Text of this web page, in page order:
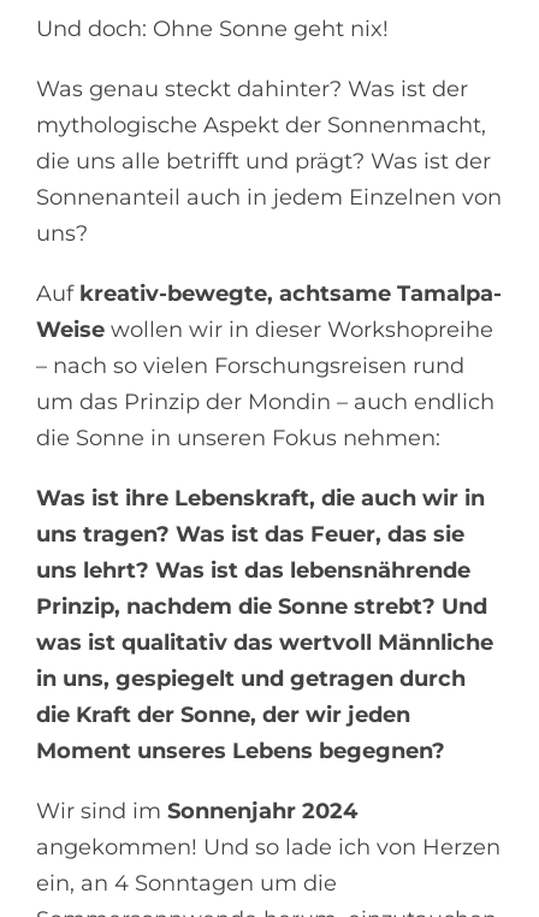
Und doch: Ohne Sonne geht nix!
Was genau steckt dahinter? Was ist der
mythologische Aspekt der Sonnenmacht,
die uns alle betrifft und prägt? Was ist der
Sonnenanteil auch in jedem Einzelnen von
uns?
Auf kreativ-bewegte, achtsame Tamalpa-
Weise wollen wir in dieser Workshopreihe
– nach so vielen Forschungsreisen rund
um das Prinzip der Mondin – auch endlich
die Sonne in unseren Fokus nehmen:
Was ist ihre Lebenskraft, die auch wir in
uns tragen? Was ist das Feuer, das sie
uns lehrt? Was ist das lebensnährende
Prinzip, nachdem die Sonne strebt? Und
was ist qualitativ das wertvoll Männliche
in uns, gespiegelt und getragen durch
die Kraft der Sonne, der wir jeden
Moment unseres Lebens begegnen?
Wir sind im Sonnenjahr 2024
angekommen! Und so lade ich von Herzen
ein, an 4 Sonntagen um die